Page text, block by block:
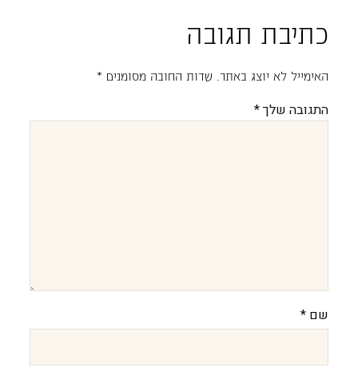
כתיבת תגובה
האימייל לא יוצג באתר. שדות החובה מסומנים *
התגובה שלך*
שם *